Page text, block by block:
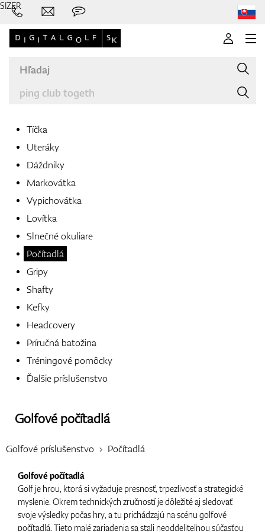
Bagy
Tíčka
Uteráky
Dáždniky
Markovátka
Vypichovátka
Lovítka
Slnečné okuliare
Počítadlá
Gripy
Shafty
Kefky
Headcovery
Príručná batožina
Tréningové pomôcky
Ďalšie príslušenstvo
Golfové počítadlá
Golfové príslušenstvo Počítadlá
Golfové počítadlá
Golf je hrou, ktorá si vyžaduje presnosť, trpezlivosť a strategické
myslenie. Okrem technických zručností je dôležité aj sledovať
svoje výsledky počas hry, a tu prichádzajú na scénu golfové
počítadlá. Tieto malé zariadenia sa stali neoddeliteľnou súčasťou
SIZER